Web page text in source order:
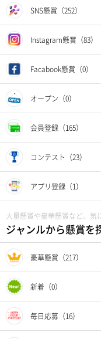
SNS懸賞（252）
Instagram懸賞（83）
Facabook懸賞（0）
オープン（0）
会員登録（165）
コンテスト（23）
アプリ登録（1）
大量懸賞や豪華懸賞など、気
ジャンルから懸賞を
豪華懸賞（217）
新着（0）
毎日応募（16）